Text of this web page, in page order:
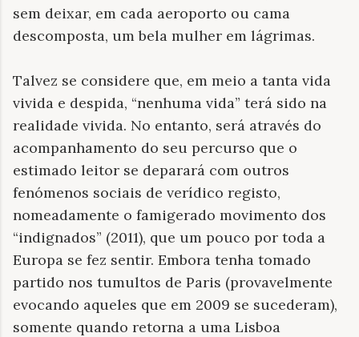
sem deixar, em cada aeroporto ou cama
descomposta, um bela mulher em lágrimas.
Talvez se considere que, em meio a tanta vida
vivida e despida, “nenhuma vida” terá sido na
realidade vivida. No entanto, será através do
acompanhamento do seu percurso que o
estimado leitor se deparará com outros
fenómenos sociais de verídico registo,
nomeadamente o famigerado movimento dos
“indignados” (2011), que um pouco por toda a
Europa se fez sentir. Embora tenha tomado
partido nos tumultos de Paris (provavelmente
evocando aqueles que em 2009 se sucederam),
somente quando retorna a uma Lisboa